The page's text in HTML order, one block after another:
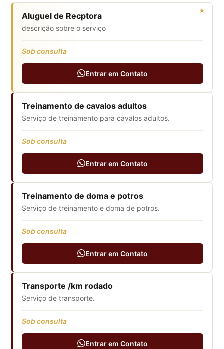
Aluguel de Recptora
descrição sobre o serviço
Sob consulta
Entrar em Contato
Treinamento de cavalos adultos
Serviço de treinamento para cavalos adultos.
Sob consulta
Entrar em Contato
Treinamento de doma e potros
Serviço de treinamento e doma de potros.
Sob consulta
Entrar em Contato
Transporte /km rodado
Serviço de transporte.
Sob consulta
Entrar em Contato